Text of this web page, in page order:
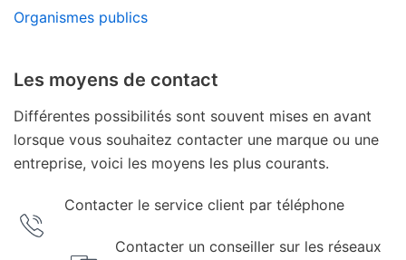
Organismes publics
Les moyens de contact
Différentes possibilités sont souvent mises en avant
lorsque vous souhaitez contacter une marque ou une
entreprise, voici les moyens les plus courants.
Contacter le service client par téléphone
Contacter un conseiller sur les réseaux